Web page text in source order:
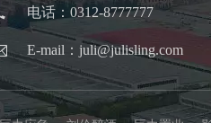
电话：0312-8777777
E-mail：juli@julisling.com